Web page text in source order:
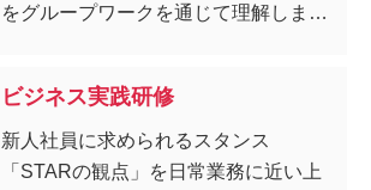
をグループワークを通じて理解しま
ビジネス実践研修
新人社員に求められるスタンス
「STARの観点」を日常業務に近い上